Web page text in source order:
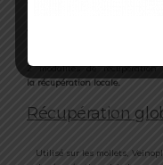
Selon le type et l’intensité de
2 modalités de
la récupération locale.
Récupération
Utilisé sur les mollets,